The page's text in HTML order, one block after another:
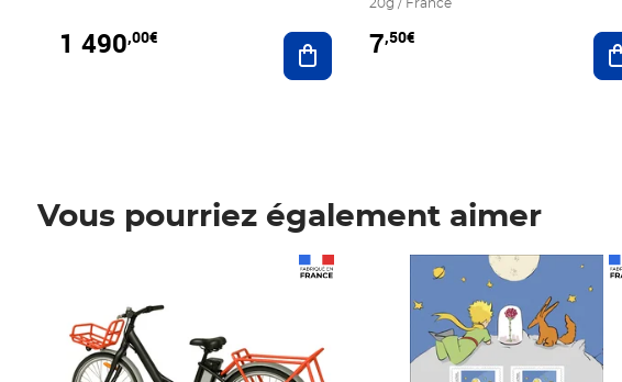
1 490,00€ Ajouter au panier
20g / France
7,50€
Vous pourriez également aimer
Prix 7,50€